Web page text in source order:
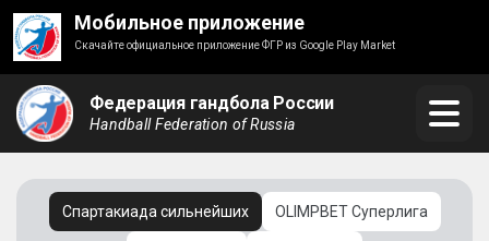
Мобильное приложение
Скачайте официальное приложение ФГР из Google Play Market
Федерация гандбола России
Handball Federation of Russia
Спартакиада сильнейших OLIMPBET Суперлига